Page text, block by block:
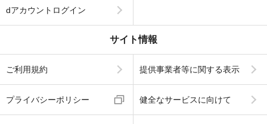
dアカウントログイン
サイト情報
ご利用規約 提供事業者等に関する表示
プライバシーポリシー 健全なサービスに向けて